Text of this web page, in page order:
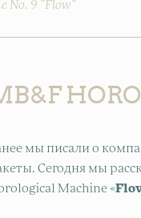
No. 9 “Flow”
мы писали о
Сегодня мы
Machine «